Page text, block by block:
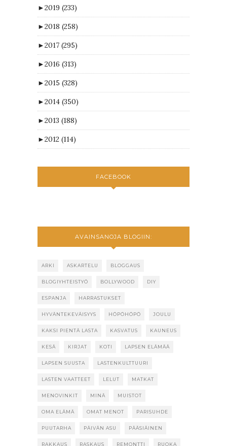
►2019 (233)
►2018 (258)
►2017 (295)
►2016 (313)
►2015 (328)
►2014 (350)
►2013 (188)
►2012 (114)
FACEBOOK
AVAINSANOJA BLOGIIN:
ARKI ASKARTELU BLOGGAUS
BLOGIYHTEISTYÖ BOLLYWOOD DIY
ESPANJA HARRASTUKSET
HYVÄNTEKEVÄISYYS HÖPÖHÖPÖ JOULU
KAKSI PIENTÄ LASTA KASVATUS KAUNEUS
KESÄ KIRJAT KOTI LAPSEN ELÄMÄÄ
LAPSEN SUUSTA LASTENKULTTUURI
LASTEN VAATTEET LELUT MATKAT
MENOVINKIT MINÄ MUISTOT
OMA ELÄMÄ OMAT MENOT PARISUHDE
PUUTARHA PÄIVÄN ASU PÄÄSIÄINEN
RAKKAUS RASKAUS REMONTTI RUOKA